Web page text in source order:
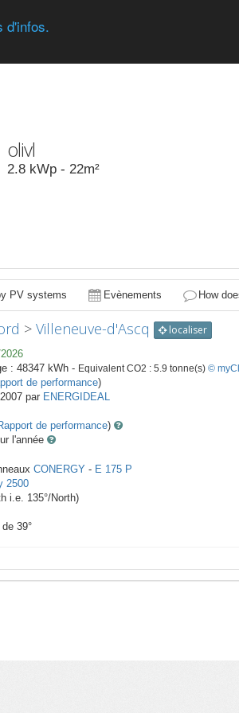
d'infos.
olivl
2.8 kWp - 22m²
PV systems Evènements How
>Villeneuve-d'Ascq localiser
: 48347 kWh - Equivalent CO2 : 5.9 tonne(s) ©
de performance)
par ENERGIDEAL
de performance)
l'année
CONERGY - E 175 P
2500
i.e. 135°/North)
de 39°